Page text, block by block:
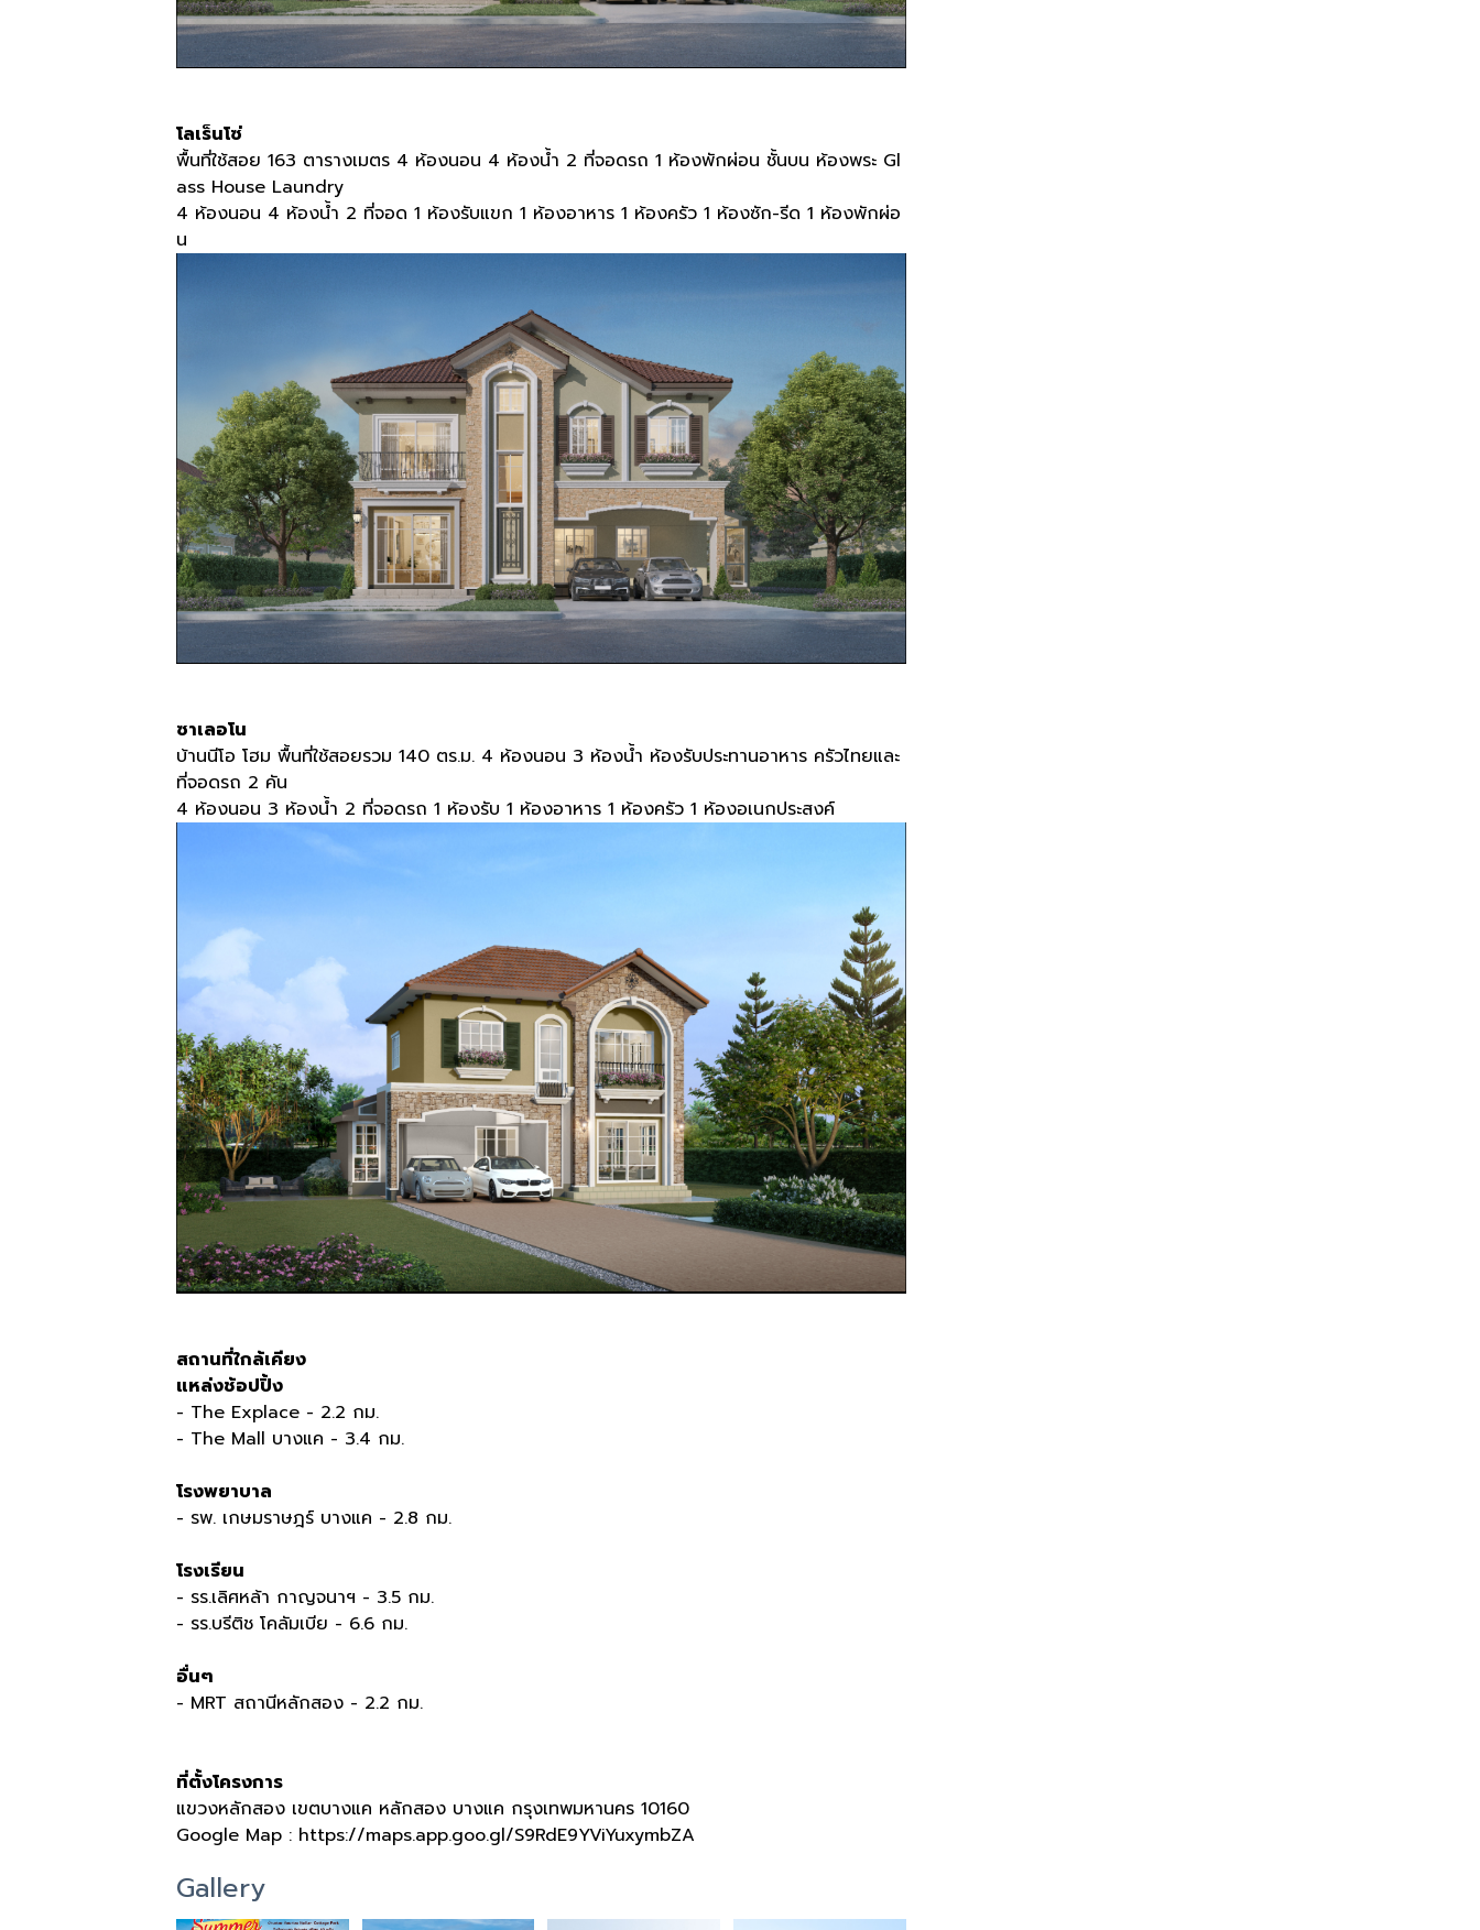
โลเร็นโซ่
พื้นที่ใช้สอย 163 ตารางเมตร 4 ห้องนอน 4 ห้องน้ำ 2 ที่จอดรถ 1 ห้องพักผ่อน ชั้นบน ห้องพระ Gl
ass House Laundry
4 ห้องนอน 4 ห้องน้ำ 2 ที่จอด 1 ห้องรับแขก 1 ห้องอาหาร 1 ห้องครัว 1 ห้องซัก-รีด 1 ห้องพักผ่อ
น
ซาเลอโน
บ้านนีโอ โฮม พื้นที่ใช้สอยรวม 140 ตร.ม. 4 ห้องนอน 3 ห้องน้ำ ห้องรับประทานอาหาร ครัวไทยและ
ที่จอดรถ 2 คัน
4 ห้องนอน 3 ห้องน้ำ 2 ที่จอดรถ 1 ห้องรับ 1 ห้องอาหาร 1 ห้องครัว 1 ห้องอเนกประสงค์
สถานที่ใกล้เคียง
แหล่งช้อปปิ้ง
- The Explace - 2.2 กม.
- The Mall บางแค - 3.4 กม.
โรงพยาบาล
- รพ. เกษมราษฎร์ บางแค - 2.8 กม.
โรงเรียน
- รร.เลิศหล้า กาญจนาฯ - 3.5 กม.
- รร.บรีติช โคลัมเบีย - 6.6 กม.
อื่นๆ
- MRT สถานีหลักสอง - 2.2 กม.
ที่ตั้งโครงการ
แขวงหลักสอง เขตบางแค หลักสอง บางแค กรุงเทพมหานคร 10160
Google Map : https://maps.app.goo.gl/S9RdE9YViYuxymbZA
Gallery